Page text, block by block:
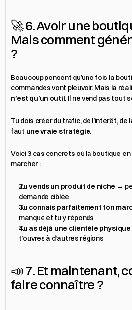
🚀 6. Avoir une
Mais comment
?
Beaucoup pensent qu’une fois la
commandes vont pleuvoir. Mais la
n’est qu’un outil. Il ne vend pas tout
Tu dois créer du trafic, de l’intérêt, de
faut une vraie stratégie.
Voici 3 cas concrets où la boutique
marcher :
Tu vends un produit de niche →
demande ciblée
Tu connais parfaitement ton
manque et tu y réponds
Tu as déjà une clientèle physique
t’ouvres à d’autres régions
📣 7. Et maintenant,
faire connaître ?